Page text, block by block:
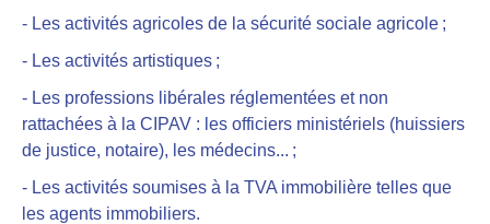
- Les activités agricoles de la sécurité sociale agricole ;
- Les activités artistiques ;
- Les professions libérales réglementées et non
rattachées à la CIPAV : les officiers ministériels (huissiers
de justice, notaire), les médecins... ;
- Les activités soumises à la TVA immobilière telles que
les agents immobiliers.